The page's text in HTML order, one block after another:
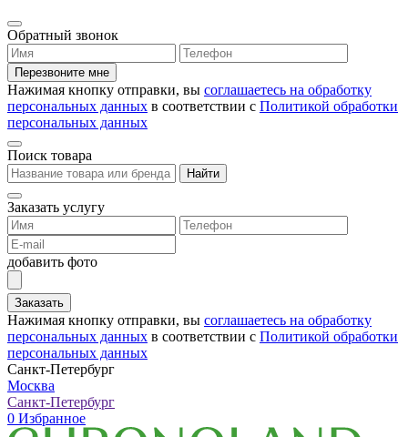
Обратный звонок
Перезвоните мне
Нажимая кнопку отправки, вы соглашаетесь на обработку
персональных данных в соответствии с Политикой обработки
персональных данных
Поиск товара
Найти
Заказать услугу
добавить фото
Заказать
Нажимая кнопку отправки, вы соглашаетесь на обработку
персональных данных в соответствии с Политикой обработки
персональных данных
Санкт-Петербург
Москва
Санкт-Петербург
0 Избранное